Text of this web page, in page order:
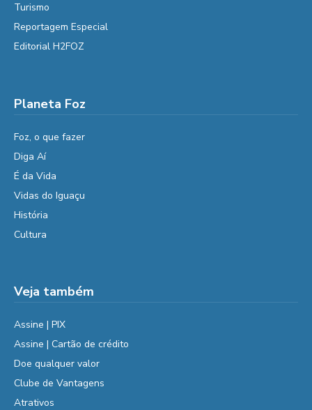
Turismo
Reportagem Especial
Editorial H2FOZ
Planeta Foz
Foz, o que fazer
Diga Aí
É da Vida
Vidas do Iguaçu
História
Cultura
Veja também
Assine | PIX
Assine | Cartão de crédito
Doe qualquer valor
Clube de Vantagens
Atrativos